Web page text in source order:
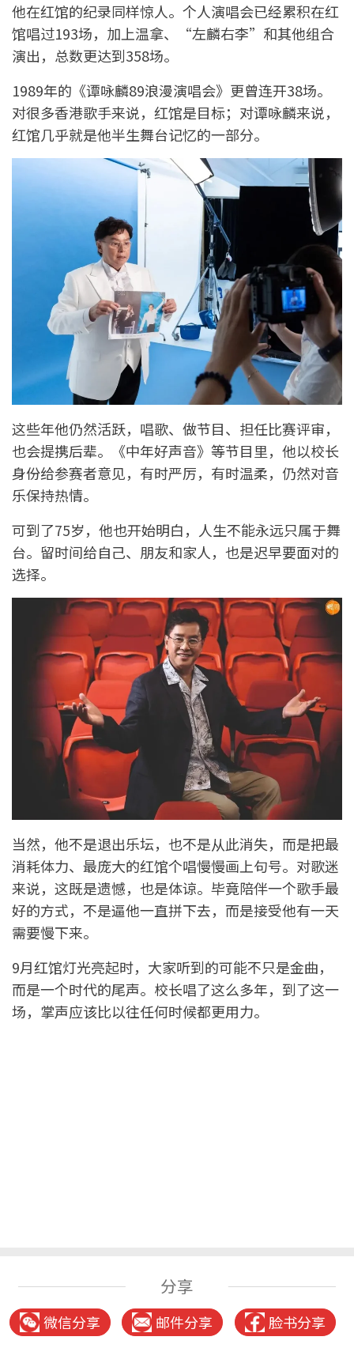
他在红馆的纪录同样惊人。个人演唱会已经累积在红
馆唱过193场，加上温拿、“左麟右李”和其他组合
演出，总数更达到358场。
1989年的《谭咏麟89浪漫演唱会》更曾连开38场。
对很多香港歌手来说，红馆是目标；对谭咏麟来说，
红馆几乎就是他半生舞台记忆的一部分。
这些年他仍然活跃，唱歌、做节目、担任比赛评审，
也会提携后辈。《中年好声音》等节目里，他以校长
身份给参赛者意见，有时严厉，有时温柔，仍然对音
乐保持热情。
可到了75岁，他也开始明白，人生不能永远只属于舞
台。留时间给自己、朋友和家人，也是迟早要面对的
选择。
当然，他不是退出乐坛，也不是从此消失，而是把最
消耗体力、最庞大的红馆个唱慢慢画上句号。对歌迷
来说，这既是遗憾，也是体谅。毕竟陪伴一个歌手最
好的方式，不是逼他一直拼下去，而是接受他有一天
需要慢下来。
9月红馆灯光亮起时，大家听到的可能不只是金曲，
而是一个时代的尾声。校长唱了这么多年，到了这一
场，掌声应该比以往任何时候都更用力。
分享
微信分享 邮件分享 脸书分享